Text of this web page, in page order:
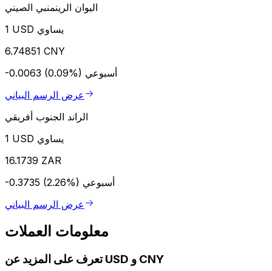
اليوان الرينمنبي الصيني
1 USD يساوي
6.74851 CNY
-0.0063 (0.09%) أسبوعي
عرض الرسم البياني
الراند الجنوب أفريقي
1 USD يساوي
16.1739 ZAR
-0.3735 (2.26%) أسبوعي
عرض الرسم البياني
معلومات العملات
تعرف على المزيد عن USD و CNY